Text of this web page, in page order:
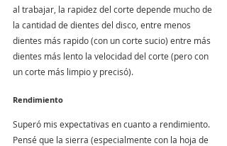
al trabajar, la rapidez del corte depende mucho de
la cantidad de dientes del disco, entre menos
dientes más rapido (con un corte sucio) entre más
dientes más lento la velocidad del corte (pero con
un corte más limpio y precisó).
Rendimiento
Superó mis expectativas en cuanto a rendimiento.
Pensé que la sierra (especialmente con la hoja de